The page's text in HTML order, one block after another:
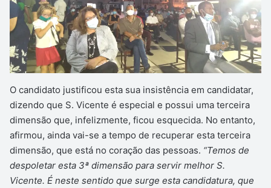
O candidato justificou esta sua insistência em candidatar,
dizendo que S. Vicente é especial e possui uma terceira
dimensão que, infelizmente, ficou esquecida. No entanto,
afirmou, ainda vai-se a tempo de recuperar esta terceira
dimensão, que está no coração das pessoas. “Temos de
despoletar esta 3ª dimensão para servir melhor S.
Vicente. É neste sentido que surge esta candidatura, que